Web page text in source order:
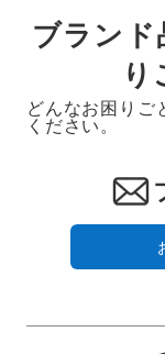
ブランド
り
どんなお困りご
ください。